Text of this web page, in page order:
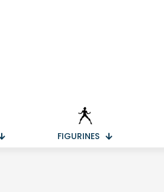
FIGURINES